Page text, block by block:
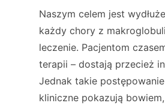
Naszym celem jest
każdy chory z
leczenie. Pacjentom
terapii – dostają przecież
Jednak takie
kliniczne pokazują